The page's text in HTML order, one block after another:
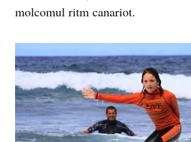
molcomul ritm canariot.